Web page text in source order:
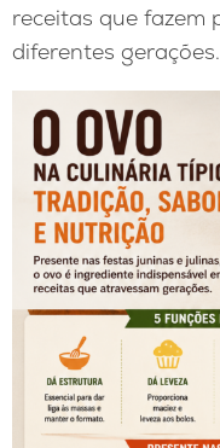
receitas que fazem
diferentes gerações.